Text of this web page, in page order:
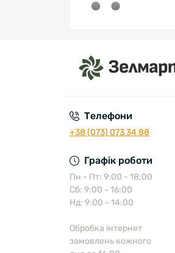
Телефони
+38 (073) 073 34 88
Графік роботи
Пн - Пт: 9:00 - 18:00
Сб: 9:00 - 16:00
Нд: 9:00 - 14:00
Обробка інтернет
замовлень кожного